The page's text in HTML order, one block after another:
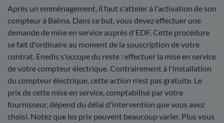
Après un emménagement, il faut s'atteler à l'activation de son
compteur à Balma. Dans ce but, vous devez effectuer une
demande de mise en service auprès d'EDF. Cette procédure
se fait d'ordinaire au moment de la souscription de votre
contrat. Enedis s'occupe du reste : effectuer la mise en service
de votre compteur électrique. Contrairement à l'installation
du compteur électrique, cette action n'est pas gratuite. Le
prix de cette mise en service, comptabilisé par votre
fournisseur, dépend du délai d'intervention que vous avez
choisi. Notez que les prix peuvent beaucoup varier. Plus vous